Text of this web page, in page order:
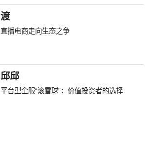
渡
直播电商走向生态之争
邱邱
平台型企服“滚雪球”：价值投资者的选择